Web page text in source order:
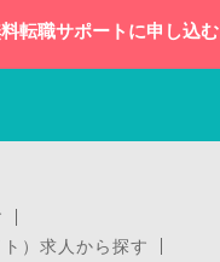
転職サポートに申し込む
）求人から探す